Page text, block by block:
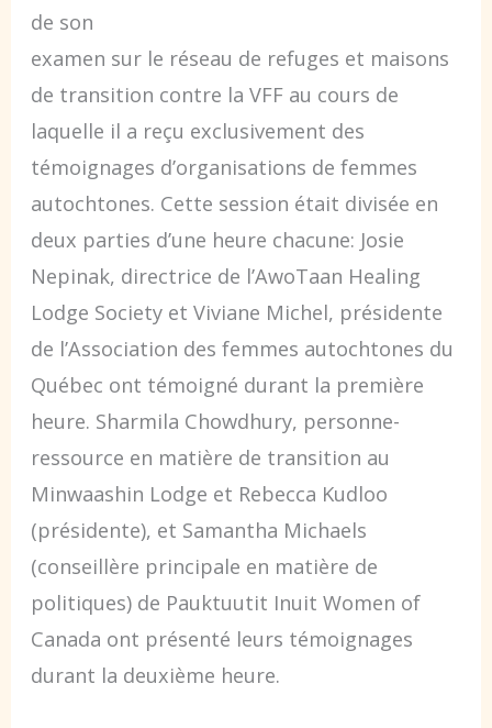
de son
examen sur le réseau de refuges et maisons
de transition contre la VFF au cours de
laquelle il a reçu exclusivement des
témoignages d’organisations de femmes
autochtones. Cette session était divisée en
deux parties d’une heure chacune: Josie
Nepinak, directrice de l’AwoTaan Healing
Lodge Society et Viviane Michel, présidente
de l’Association des femmes autochtones du
Québec ont témoigné durant la première
heure. Sharmila Chowdhury, personne-
ressource en matière de transition au
Minwaashin Lodge et Rebecca Kudloo
(présidente), et Samantha Michaels
(conseillère principale en matière de
politiques) de Pauktuutit Inuit Women of
Canada ont présenté leurs témoignages
durant la deuxième heure.